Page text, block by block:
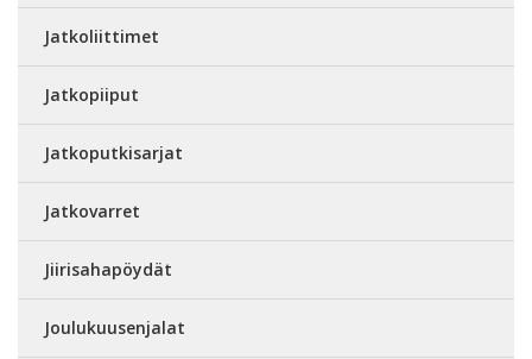
Jatkoliittimet
Jatkopiiput
Jatkoputkisarjat
Jatkovarret
Jiirisahapöydät
Joulukuusenjalat